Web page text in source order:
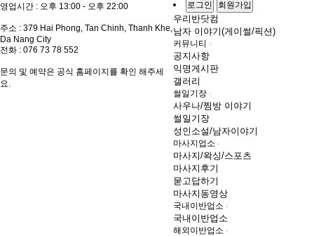
영업시간 : 오후 13:00 - 오후 22:00
주소 : 379 Hai Phong, Tan Chinh, Thanh Khe,
Da Nang City
전화 : 076 73 78 552
문의 및 예약은 공식 홈페이지를 확인 해주세
요.
로그인 회원가입
우리반닷컴
남자 이야기(게이썰/픽션)
커뮤니티
공지사항
익명게시판
갤러리
썰일기장
사우나/찜방 이야기
썰일기장
성인소설/남자이야기
마사지업소
마사지/왁싱/스포츠
마사지후기
묻고답하기
마사지동영상
국내이반업소
국내이반업소
해외이반업소